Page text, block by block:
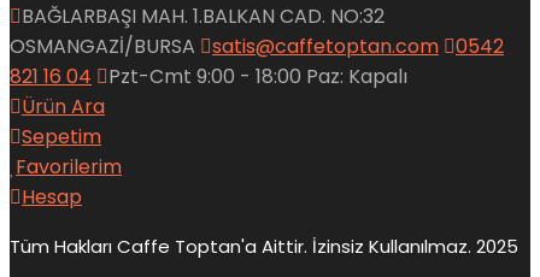
BAĞLARBAŞI MAH. 1.BALKAN CAD. NO:32
OSMANGAZİ/BURSA
satis@caffetoptan.com
0542
821 16 04
Pzt-Cmt 9:00 - 18:00 Paz: Kapalı
Ürün Ara
Sepetim
Favorilerim
Hesap
Tüm Hakları Caffe Toptan'a Aittir. İzinsiz Kullanılmaz. 2025